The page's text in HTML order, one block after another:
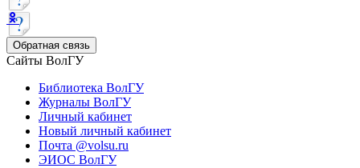
Обратная связь
Сайты ВолГУ
Библиотека ВолГУ
Журналы ВолГУ
Личный кабинет
Новый личный кабинет
Почта @volsu.ru
ЭИОС ВолГУ